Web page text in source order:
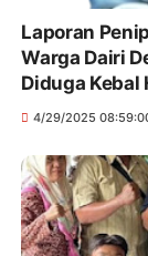
Laporan
Warga Dairi
Diduga Kebal
4/29/2025